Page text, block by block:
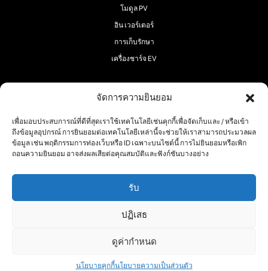
จัดการความยินยอม
เพื่อมอบประสบการณ์ที่ดีที่สุดเราใช้เทคโนโลยีเช่นคุกกี้เพื่อจัดเก็บและ / หรือเข้า
ถึงข้อมูลอุปกรณ์ การยินยอมต่อเทคโนโลยีเหล่านี้จะช่วยให้เราสามารถประมวลผล
ข้อมูล เช่น พฤติกรรมการท่องเว็บหรือ ID เฉพาะบนไซต์นี้ การไม่ยินยอมหรือเพิก
ถอนความยินยอม อาจส่งผลเสียต่อคุณสมบัติและฟังก์ชันบางอย่าง
รับ
ปฏิเสธ
ดูค่ากําหนด
นโยบายคุกกี้นโยบายความเป็นส่วนตัว
โมดูล PV
อิน เวอร์เตอร์
การเก็บรักษา
เครื่องชาร์จ EV
ตามเรามา:
ลิขสิทธิ์ 2025 ® RECOM-TECH
นโยบายคุกกี้